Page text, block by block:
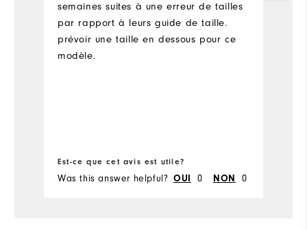
semaines suites à une erreur de tailles
par rapport à leurs guide de taille.
prévoir une taille en dessous pour ce
modèle.
Est-ce que cet avis est utile?
Was this answer helpful? OUI 0 NON 0